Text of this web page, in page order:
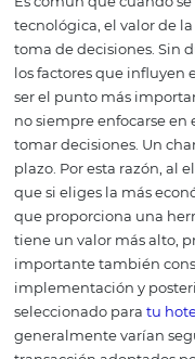
precios de las
riesgo de error
ofertas en todos los
eliminar este
inventario de
en todos los
La gestión
las operaciones,
manager. La
tarifas predefinidos
tiempo. Otro punto
política de precios
promocionales, lo